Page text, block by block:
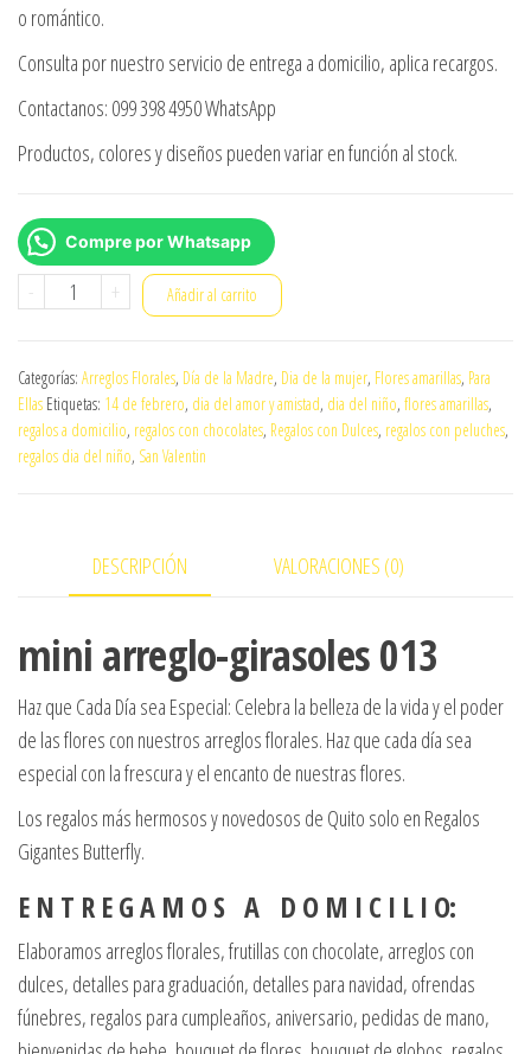
o romántico.
Consulta por nuestro servicio de entrega a domicilio, aplica recargos.
Contactanos: 099 398 4950 WhatsApp
Productos, colores y diseños pueden variar en función al stock.
Compre por Whatsapp
-
mini
013
cantidad
+ Añadir al carrito
Categorías: Arreglos Florales, Día de la Madre, Dia de la mujer, Flores amarillas, Para
Ellas Etiquetas: 14 de febrero, dia del amor y amistad, dia del niño, flores amarillas,
regalos a domicilio, regalos con chocolates, Regalos con Dulces, regalos con peluches,
regalos dia del niño, San Valentin
DESCRIPCIÓN VALORACIONES (0)
mini arreglo-girasoles 013
Haz que Cada Día sea Especial: Celebra la belleza de la vida y el poder
de las flores con nuestros arreglos florales. Haz que cada día sea
especial con la frescura y el encanto de nuestras flores.
Los regalos más hermosos y novedosos de Quito solo en Regalos
Gigantes Butterfly.
E N T R E G A M O S A D O M I C I L I O:
Elaboramos arreglos florales, frutillas con chocolate, arreglos con
dulces, detalles para graduación, detalles para navidad, ofrendas
fúnebres, regalos para cumpleaños, aniversario, pedidas de mano,